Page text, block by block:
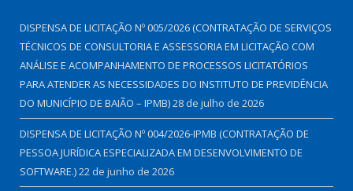
DISPENSA DE LICITAÇÃO Nº 005/2026 (CONTRATAÇÃO DE SERVIÇOS
TÉCNICOS DE CONSULTORIA E ASSESSORIA EM LICITAÇÃO COM
ANÁLISE E ACOMPANHAMENTO DE PROCESSOS LICITATÓRIOS
PARA ATENDER AS NECESSIDADES DO INSTITUTO DE PREVIDÊNCIA
DO MUNICÍPIO DE BAIÃO – IPMB)28 de julho de 2026
DISPENSA DE LICITAÇÃO Nº 004/2026-IPMB (CONTRATAÇÃO DE
PESSOA JURÍDICA ESPECIALIZADA EM DESENVOLVIMENTO DE
SOFTWARE.)22 de junho de 2026